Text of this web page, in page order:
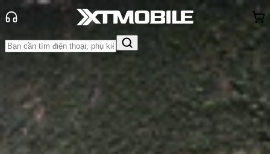
Tin tức
Tư vấn
Tin Mới
Đánh Giá - Trên Tay So Sánh Tư vấn
Khuyến
mãiThủ thuật Hỏi đáp App - Game Thông báo
Khách
hàng - Sự kiện